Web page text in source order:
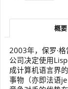
概要
2003年，保罗·
公司决定使用
成计算机语言界
事物（亦即法语